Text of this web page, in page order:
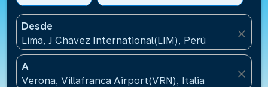
Desde
Lima, J Chavez International(LIM), Perú
close
A
Verona, Villafranca Airport(VRN), Italia
close